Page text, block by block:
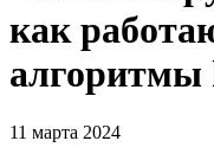
как
алгоритмы
11 марта 2024